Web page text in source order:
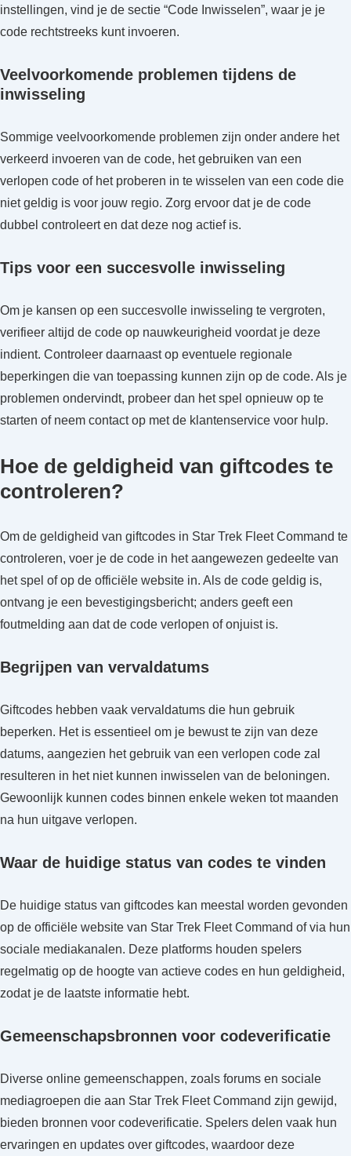
instellingen, vind je de sectie “Code Inwisselen”, waar je je
code rechtstreeks kunt invoeren.
Veelvoorkomende problemen tijdens de
inwisseling
Sommige veelvoorkomende problemen zijn onder andere het
verkeerd invoeren van de code, het gebruiken van een
verlopen code of het proberen in te wisselen van een code die
niet geldig is voor jouw regio. Zorg ervoor dat je de code
dubbel controleert en dat deze nog actief is.
Tips voor een succesvolle inwisseling
Om je kansen op een succesvolle inwisseling te vergroten,
verifieer altijd de code op nauwkeurigheid voordat je deze
indient. Controleer daarnaast op eventuele regionale
beperkingen die van toepassing kunnen zijn op de code. Als je
problemen ondervindt, probeer dan het spel opnieuw op te
starten of neem contact op met de klantenservice voor hulp.
Hoe de geldigheid van giftcodes te
controleren?
Om de geldigheid van giftcodes in Star Trek Fleet Command te
controleren, voer je de code in het aangewezen gedeelte van
het spel of op de officiële website in. Als de code geldig is,
ontvang je een bevestigingsbericht; anders geeft een
foutmelding aan dat de code verlopen of onjuist is.
Begrijpen van vervaldatums
Giftcodes hebben vaak vervaldatums die hun gebruik
beperken. Het is essentieel om je bewust te zijn van deze
datums, aangezien het gebruik van een verlopen code zal
resulteren in het niet kunnen inwisselen van de beloningen.
Gewoonlijk kunnen codes binnen enkele weken tot maanden
na hun uitgave verlopen.
Waar de huidige status van codes te vinden
De huidige status van giftcodes kan meestal worden gevonden
op de officiële website van Star Trek Fleet Command of via hun
sociale mediakanalen. Deze platforms houden spelers
regelmatig op de hoogte van actieve codes en hun geldigheid,
zodat je de laatste informatie hebt.
Gemeenschapsbronnen voor codeverificatie
Diverse online gemeenschappen, zoals forums en sociale
mediagroepen die aan Star Trek Fleet Command zijn gewijd,
bieden bronnen voor codeverificatie. Spelers delen vaak hun
ervaringen en updates over giftcodes, waardoor deze